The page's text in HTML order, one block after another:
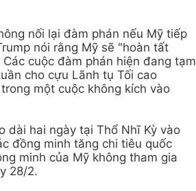
nối lại đàm phán nếu Mỹ tiếp
nói rằng Mỹ sẽ "hoàn tất
cuộc đàm phán hiện đang tạm
cho cựu Lãnh tụ Tối cao
một cuộc không kích vào
dài hai ngày tại Thổ Nhĩ Kỳ vào
đồng minh tăng chi tiêu quốc
minh của Mỹ không tham gia
28/2.